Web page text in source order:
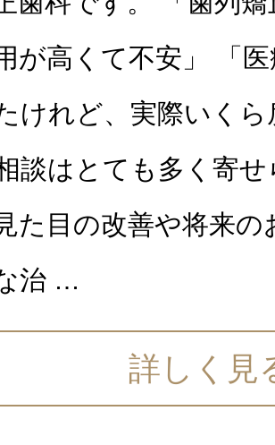
が高くて不安」 「
けれど、実際いく
談はとても多く寄
た目の改善や将来の
治 …
詳しく見